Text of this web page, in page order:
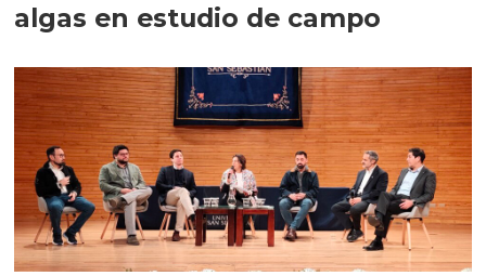
algas en estudio de campo